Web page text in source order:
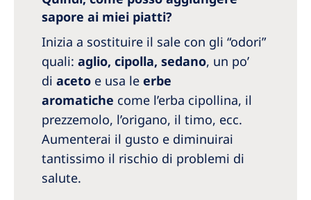
sapore ai miei piatti?
Inizia a sostituire il sale con gli “odori”
quali: aglio, cipolla, sedano, un po’
di aceto e usa le erbe
aromatiche come l’erba cipollina, il
prezzemolo, l’origano, il timo, ecc.
Aumenterai il gusto e diminuirai
tantissimo il rischio di problemi di
salute.